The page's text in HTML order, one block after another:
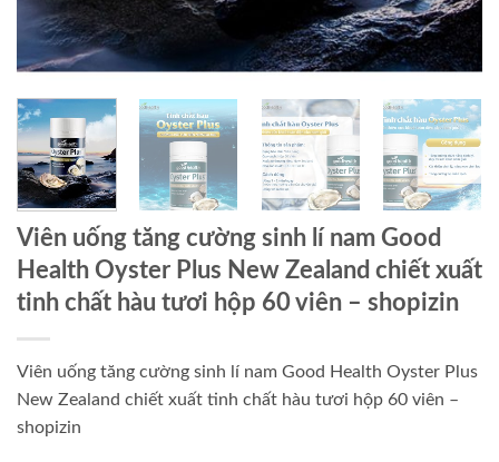
Viên uống tăng cường sinh lí nam Good
Health Oyster Plus New Zealand chiết xuất
tinh chất hàu tươi hộp 60 viên – shopizin
Viên uống tăng cường sinh lí nam Good Health Oyster Plus
New Zealand chiết xuất tinh chất hàu tươi hộp 60 viên –
shopizin